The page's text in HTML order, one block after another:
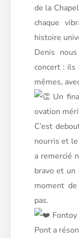
de la
chaque
histoire
Denis
concert : ils
mêmes,
Un
ovation
C’est
nourris et
a remercié
bravo et un
moment de
pas.
Pont a